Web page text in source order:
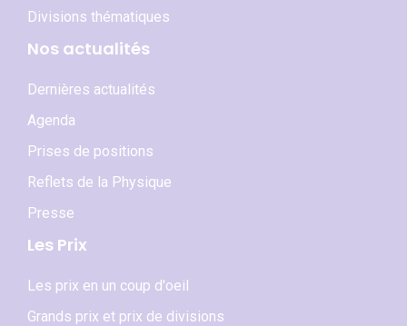
Divisions thématiques
Nos actualités
Dernières actualités
Agenda
Prises de positions
Reflets de la Physique
Presse
Les Prix
Les prix en un coup d'oeil
Grands prix et prix de divisions